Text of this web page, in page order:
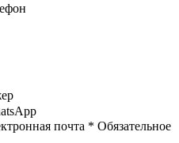
почта * Обязательное